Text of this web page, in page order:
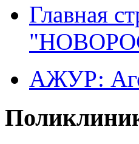
Главная
АЖУР: